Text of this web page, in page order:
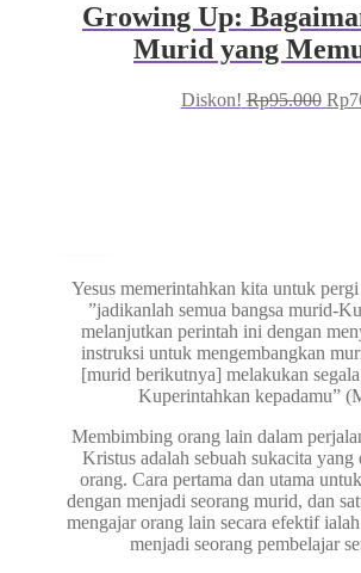
Growing Up:
Murid yang
Diskon! Rp95.000 Rp
Yesus memerintahkan kita untuk
”jadikanlah semua bangsa murid-
melanjutkan perintah ini dengan
instruksi untuk mengembangkan
[murid berikutnya] melakukan
Kuperintahkan kepadamu”
Membimbing orang lain dalam
Kristus adalah sebuah sukacita
orang. Cara pertama dan utama
dengan menjadi seorang murid, dan
mengajar orang lain secara efektif
menjadi seorang pembelajar